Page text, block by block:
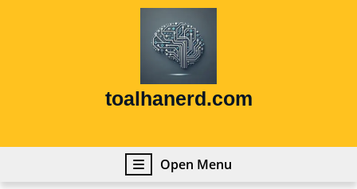
toalhanerd.com
Open Menu